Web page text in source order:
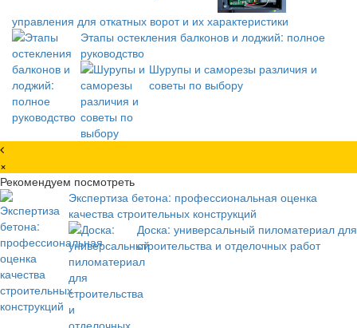
управления для откатных ворот и их характеристики
Этапы остекления балконов и лоджий: полное
руководство
Шурупы и саморезы различия и
советы по выбору
×
Рекомендуем посмотреть
Экспертиза бетона: профессиональная оценка
качества строительных конструкций
Доска: универсальный пиломатериал для
строительства и отделочных работ